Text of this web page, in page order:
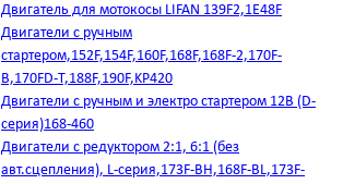
Двигатель для мотокосы LIFAN 139F2,1E48F
Двигатели с ручным
стартером,152F,154F,160F,168F,168F-2,170F-
B,170FD-T,188F,190F,KP420
Двигатели с ручным и электро стартером 12В (D-
серия)168-460
Двигатели с редуктором 2:1, 6:1 (без
авт.сцепления), L-серия,173F-BH,168F-BL,173F-